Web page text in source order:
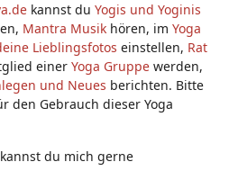
kannst du Yogis und Yoginis
Mantra Musik hören, im Yoga
Lieblingsfotos einstellen, Rat
einer Yoga Gruppe werden,
und Neues berichten. Bitte
den Gebrauch dieser Yoga
du mich gerne